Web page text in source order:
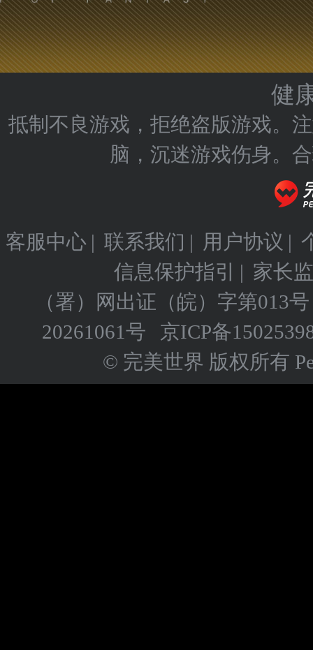
健
抵制不良游戏，拒绝盗版游戏。
脑，沉迷游戏伤身。
客服中心 | 联系我们 | 用户协议 |
信息保护指引
| 家长
（署）网出证（皖）字第013号
20261061号
京ICP备
© 完美世界 版权所有